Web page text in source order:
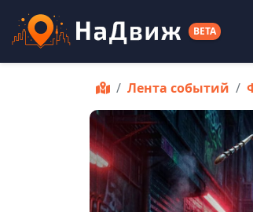
BETA
Лента событий